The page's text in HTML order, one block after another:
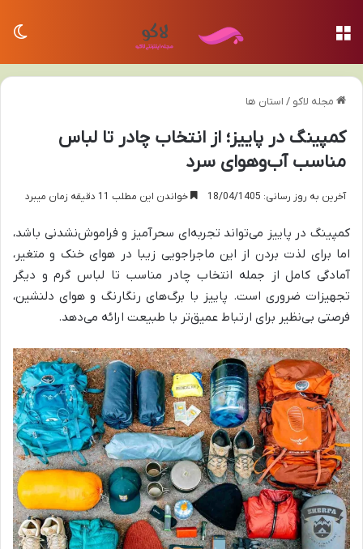
مجله لاکو / استان ها
کمپینگ در پاییز؛ از انتخاب چادر تا لباس
مناسب آب‌وهوای سرد
آخرین به روز رسانی: 18/04/1405 خواندن این مطلب 11 دقیقه زمان میبرد
کمپینگ در پاییز می‌تواند تجربه‌ای سحرآمیز و فراموش‌نشدنی باشد،
اما برای لذت بردن از این ماجراجویی زیبا در هوای خنک و متغیر،
آمادگی کامل از جمله انتخاب چادر مناسب تا لباس گرم و دیگر
تجهیزات ضروری است. پاییز با برگ‌های رنگارنگ و هوای دلنشین،
فرصتی بی‌نظیر برای ارتباط عمیق‌تر با طبیعت ارائه می‌دهد.